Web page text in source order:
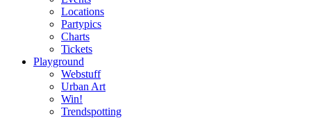
Locations
Partypics
Charts
Tickets
Playground
Webstuff
Urban Art
Win!
Trendspotting